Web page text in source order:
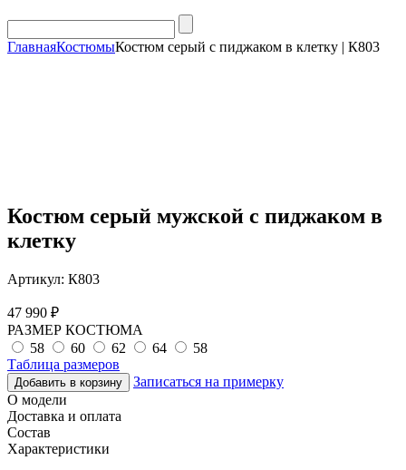
ГлавнаяКостюмыКостюм серый с пиджаком в клетку | К803
Костюм серый мужской с пиджаком в
клетку
Артикул: К803
47 990 ₽
РАЗМЕР КОСТЮМА
58
60 62 64
58
Таблица размеров
Добавить в корзину
Записаться на примерку
О модели
Доставка и оплата
Состав
Характеристики